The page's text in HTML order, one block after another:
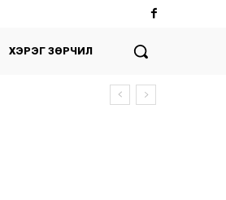
ХЭРЭГ ЗӨРЧИЛ